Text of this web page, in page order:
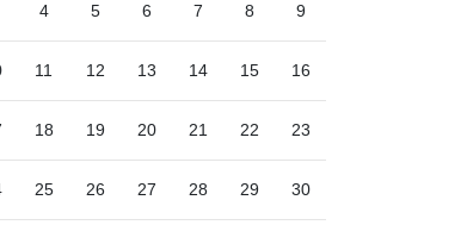
4 5 6 7 8 9
11 12 13 14 15 16
18 19 20 21 22 23
25 26 27 28 29 30